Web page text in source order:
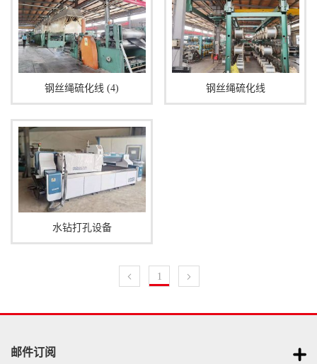
钢丝绳硫化线 (4) 钢丝绳硫化线
水钻打孔设备
1
邮件订阅